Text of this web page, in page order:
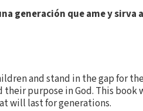
generación que ame y sirva
and stand in the gap for
purpose in God. This
will last for generations.